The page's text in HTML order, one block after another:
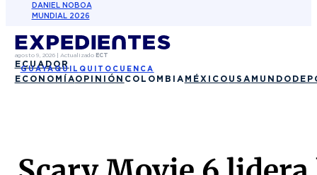
DANIEL NOBOA
MUNDIAL 2026
agosto 9, 2026| Actualizado ECT
ECUADOR
GUAYAQUIL QUITO CUENCA
ECONOMÍAOPINIÓN COLOMBIA MÉXICO USA MUNDO